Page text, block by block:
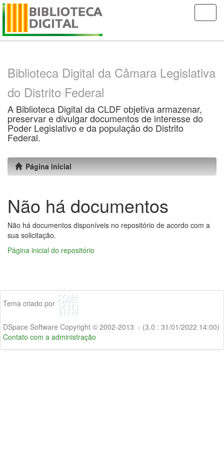
Skip
Biblioteca Digital da Câmara Legislativa
do Distrito Federal
A Biblioteca Digital da CLDF objetiva armazenar,
preservar e divulgar documentos de interesse do
Poder Legislativo e da população do Distrito
Federal.
Página inicial
Não há documentos
Não há documentos disponíveis no repositório de acordo com a
sua solicitação.
Página inicial do repositório
Tema criado por
DSpace Software Copyright © 2002-2013 - (3.0 : 31/01/2022 14:00)
Contato com a administração